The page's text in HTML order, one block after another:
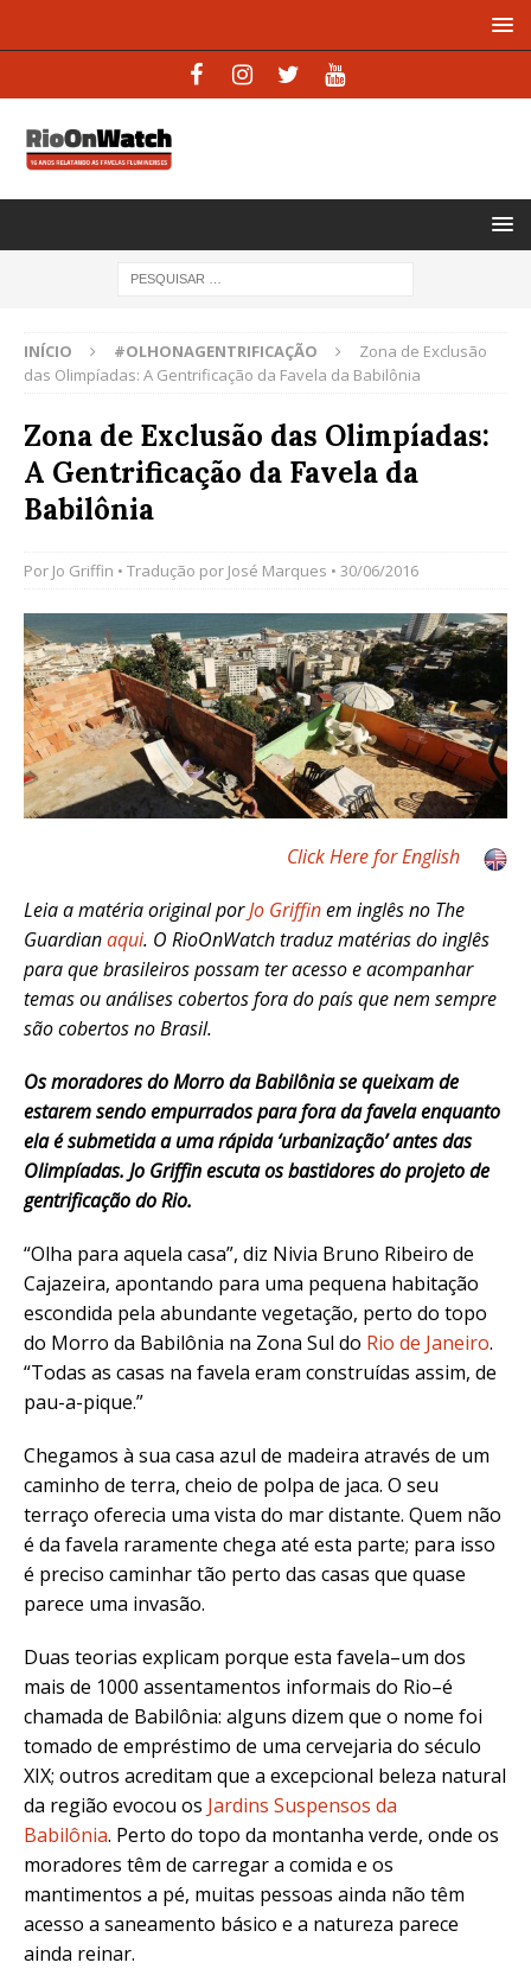
INÍCIO #OLHONAGENTRIFICAÇÃO
Zona de Exclusão
das Olimpíadas: A Gentrificação da Favela da Babilônia
Zona de Exclusão das Olimpíadas:
A Gentrificação da Favela da
Babilônia
Por Jo Griffin • Tradução por José Marques • 30/06/2016
Click Here for English
Leia a matéria original porJo Griffinem inglês no The
Guardianaqui. O RioOnWatch traduz matérias do inglês
para que brasileiros possam ter acesso e acompanhar
temas ou análises cobertos fora do país que nem sempre
são cobertos no Brasil.
Os moradores do Morro da Babilônia se queixam de
estarem sendo empurrados para fora da favela enquanto
ela é submetida a uma rápida ‘urbanização’ antes das
Olimpíadas. Jo Griffin escuta os bastidores do projeto de
gentrificação do Rio.
“Olha para aquela casa”, diz Nivia Bruno Ribeiro de
Cajazeira, apontando para uma pequena habitação
escondida pela abundante vegetação, perto do topo
do Morro da Babilônia na Zona Sul do Rio de Janeiro.
“Todas as casas na favela eram construídas assim, de
pau-a-pique.”
Chegamos à sua casa azul de madeira através de um
caminho de terra, cheio de polpa de jaca. O seu
terraço oferecia uma vista do mar distante. Quem não
é da favela raramente chega até esta parte; para isso
é preciso caminhar tão perto das casas que quase
parece uma invasão.
Duas teorias explicam porque esta favela–um dos
mais de 1000 assentamentos informais do Rio–é
chamada de Babilônia: alguns dizem que o nome foi
tomado de empréstimo de uma cervejaria do século
XIX; outros acreditam que a excepcional beleza natural
da região evocou os Jardins Suspensos da
Babilônia. Perto do topo da montanha verde, onde os
moradores têm de carregar a comida e os
mantimentos a pé, muitas pessoas ainda não têm
acesso a saneamento básico e a natureza parece
ainda reinar.